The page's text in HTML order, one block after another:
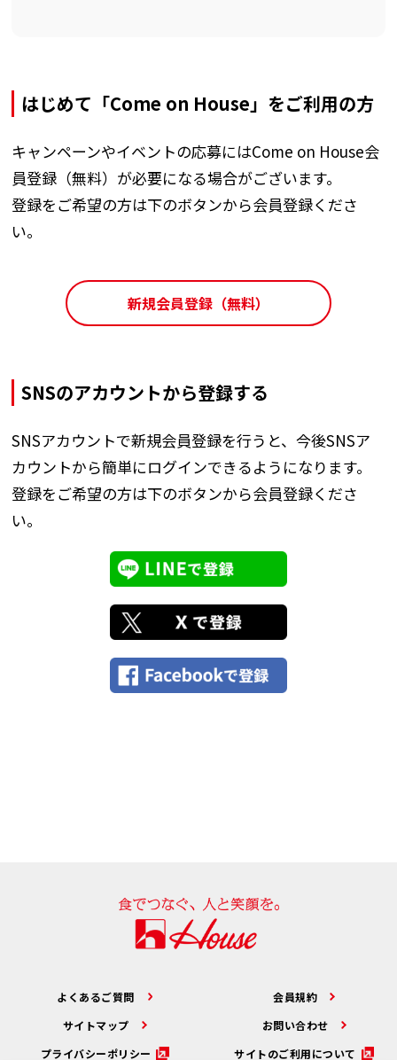
はじめて「Come on House」をご利用の方
キャンペーンやイベントの応募にはCome on House会
員登録（無料）が必要になる場合がございます。
登録をご希望の方は下のボタンから会員登録くださ
い。
新規会員登録（無料）
SNSのアカウントから登録する
SNSアカウントで新規会員登録を行うと、今後SNSア
カウントから簡単にログインできるようになります。
登録をご希望の方は下のボタンから会員登録くださ
い。
よくあるご質問
会員規約
サイトマップ
お問い合わせ
プライバシーポリシー
サイトのご利用について